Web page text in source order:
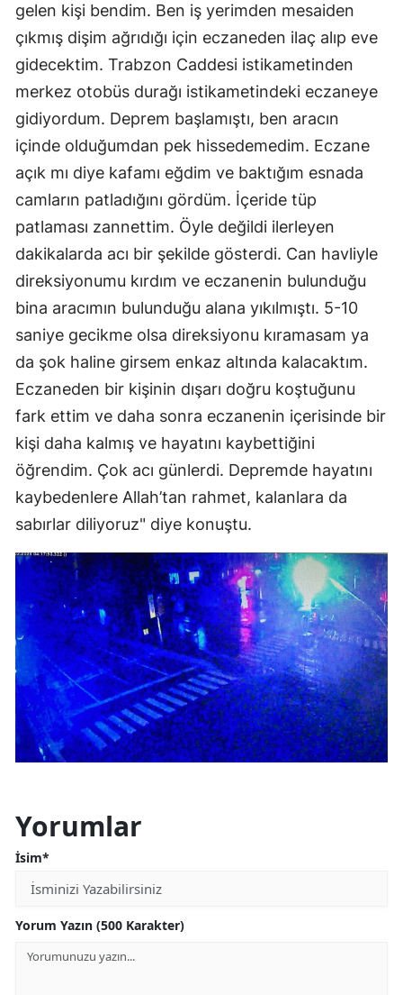
gelen kişi bendim. Ben iş yerimden mesaiden
çıkmış dişim ağrıdığı için eczaneden ilaç alıp eve
gidecektim. Trabzon Caddesi istikametinden
merkez otobüs durağı istikametindeki eczaneye
gidiyordum. Deprem başlamıştı, ben aracın
içinde olduğumdan pek hissedemedim. Eczane
açık mı diye kafamı eğdim ve baktığım esnada
camların patladığını gördüm. İçeride tüp
patlaması zannettim. Öyle değildi ilerleyen
dakikalarda acı bir şekilde gösterdi. Can havliyle
direksiyonumu kırdım ve eczanenin bulunduğu
bina aracımın bulunduğu alana yıkılmıştı. 5-10
saniye gecikme olsa direksiyonu kıramasam ya
da şok haline girsem enkaz altında kalacaktım.
Eczaneden bir kişinin dışarı doğru koştuğunu
fark ettim ve daha sonra eczanenin içerisinde bir
kişi daha kalmış ve hayatını kaybettiğini
öğrendim. Çok acı günlerdi. Depremde hayatını
kaybedenlere Allah’tan rahmet, kalanlara da
sabırlar diliyoruz" diye konuştu.
Yorumlar
İsim*
Yorum Yazın (500 Karakter)